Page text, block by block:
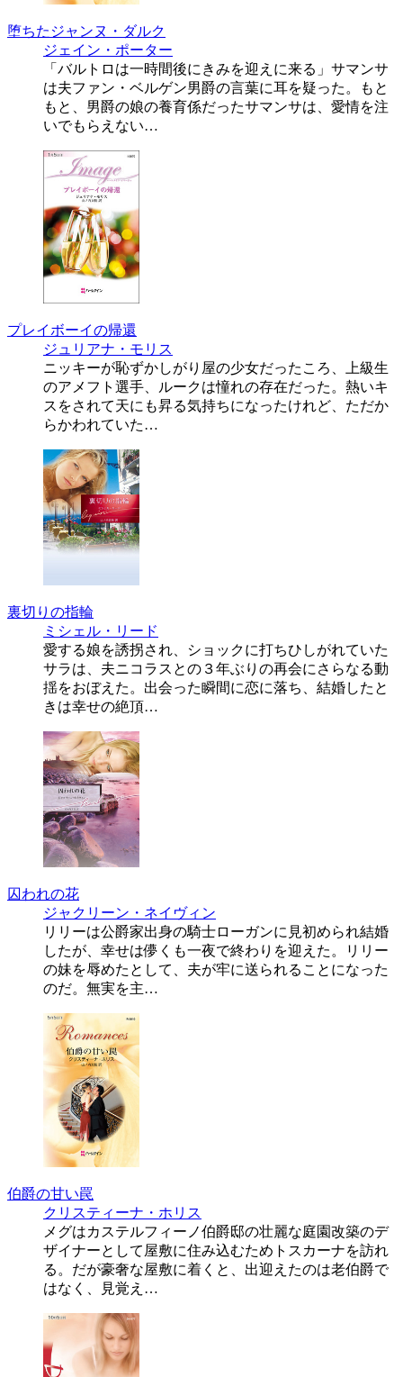
堕ちたジャンヌ・ダルク
ジェイン・ポーター
「バルトロは一時間後にきみを迎えに来る」サマンサ
は夫ファン・ベルゲン男爵の言葉に耳を疑った。もと
もと、男爵の娘の養育係だったサマンサは、愛情を注
いでもらえない…
プレイボーイの帰還
ジュリアナ・モリス
ニッキーが恥ずかしがり屋の少女だったころ、上級生
のアメフト選手、ルークは憧れの存在だった。熱いキ
スをされて天にも昇る気持ちになったけれど、ただか
らかわれていた…
裏切りの指輪
ミシェル・リード
愛する娘を誘拐され、ショックに打ちひしがれていた
サラは、夫ニコラスとの３年ぶりの再会にさらなる動
揺をおぼえた。出会った瞬間に恋に落ち、結婚したと
きは幸せの絶頂…
囚われの花
ジャクリーン・ネイヴィン
リリーは公爵家出身の騎士ローガンに見初められ結婚
したが、幸せは儚くも一夜で終わりを迎えた。リリー
の妹を辱めたとして、夫が牢に送られることになった
のだ。無実を主…
伯爵の甘い罠
クリスティーナ・ホリス
メグはカステルフィーノ伯爵邸の壮麗な庭園改築のデ
ザイナーとして屋敷に住み込むためトスカーナを訪れ
る。だが豪奢な屋敷に着くと、出迎えたのは老伯爵で
はなく、見覚え…